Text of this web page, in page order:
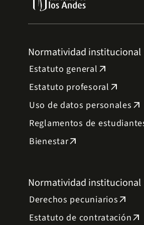
Normatividad institucional
Estatuto general arrow_outward
Estatuto profesoral arrow_outward
Uso de datos personales arrow_outward
Reglamentos de
Bienestararrow_outward
Normatividad institucional
Derechos pecuniariosarrow_outward
Estatuto de contrataciónarrow_outward